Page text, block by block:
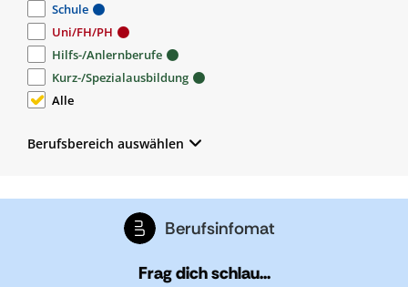
Schule
Uni/FH/PH
Hilfs-/Anlernberufe
Kurz-/Spezialausbildung
Alle
Berufsbereich auswählen
Berufsinfomat
Frag dich schlau...